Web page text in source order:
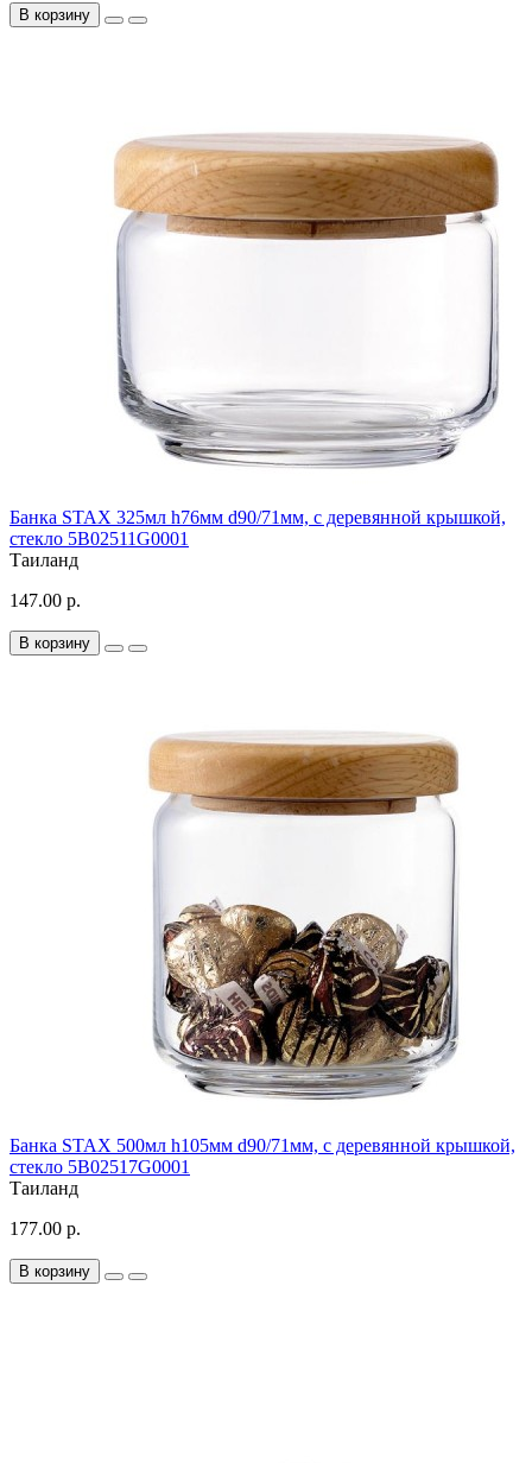
В корзину
Банка STAX 325мл h76мм d90/71мм, с деревянной крышкой,
стекло 5B02511G0001
Таиланд
147.00 р.
В корзину
Банка STAX 500мл h105мм d90/71мм, с деревянной крышкой,
стекло 5B02517G0001
Таиланд
177.00 р.
В корзину